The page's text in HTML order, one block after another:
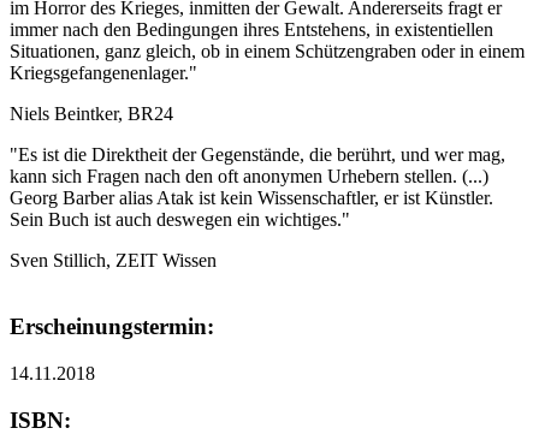
im Horror des Krieges, inmitten der Gewalt. Andererseits fragt er
immer nach den Bedingungen ihres Entstehens, in existentiellen
Situationen, ganz gleich, ob in einem Schützengraben oder in einem
Kriegsgefangenenlager."
Niels Beintker, BR24
"Es ist die Direktheit der Gegenstände, die berührt, und wer mag,
kann sich Fragen nach den oft anonymen Urhebern stellen. (...)
Georg Barber alias Atak ist kein Wissenschaftler, er ist Künstler.
Sein Buch ist auch deswegen ein wichtiges."
Sven Stillich, ZEIT Wissen
Erscheinungstermin:
14.11.2018
ISBN: